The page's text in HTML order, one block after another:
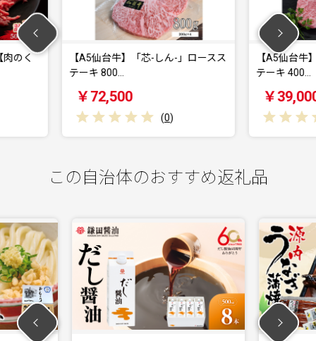
-しん-」ロースス
【A5仙台牛】「芯-しん-」ロースス
テーキ 400…
￥39,000
【
テ
この自治体のおすすめ返礼品